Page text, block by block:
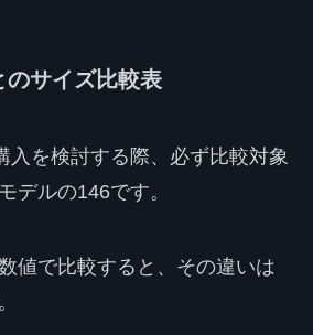
のサイズ比較表
入を検討する際、必ず比較対象
デルの146です。
値で比較すると、その違いは